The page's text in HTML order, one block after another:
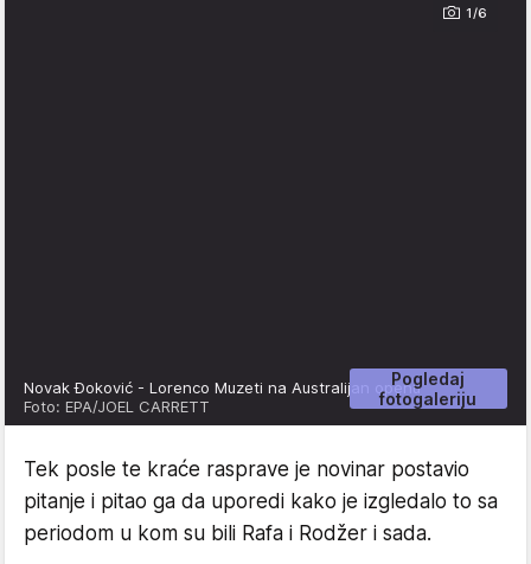
1/6
Pogledaj
fotogaleriju
Novak Đoković - Lorenco Muzeti na Australijan openu
Foto: EPA/JOEL CARRETT
Tek posle te kraće rasprave je novinar postavio
pitanje i pitao ga da uporedi kako je izgledalo to sa
periodom u kom su bili Rafa i Rodžer i sada.